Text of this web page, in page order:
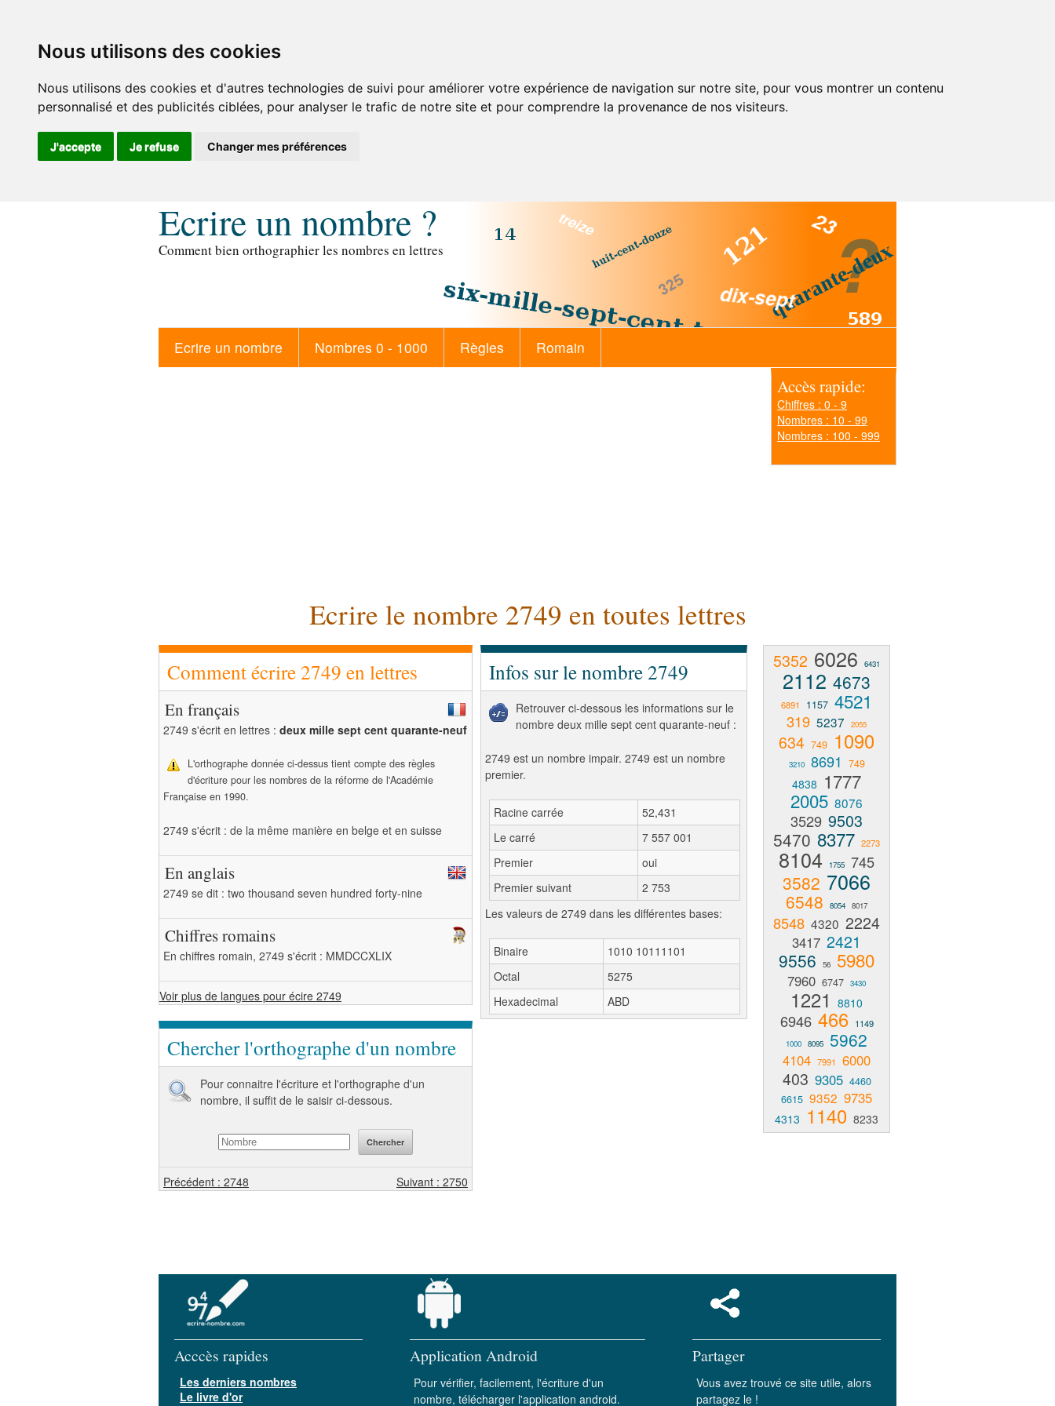
Nous utilisons des cookies
Nous utilisons des cookies et d'autres technologies de suivi pour améliorer votre expérience de navigation sur notre site, pour vous montrer un contenu
personnalisé et des publicités ciblées, pour analyser le trafic de notre site et pour comprendre la provenance de nos visiteurs.
J'accepte Je refuse Changer mes préférences
Ecrire un nombre ?
Comment bien orthographier les nombres en lettres
Ecrire un nombre Nombres 0 - 1000 Règles Romain
Accès rapide:
Chiffres : 0 - 9
Nombres : 10 - 99
Nombres : 100 - 999
Ecrire le nombre 2749 en toutes lettres
Comment écrire 2749 en lettres
En français
2749 s'écrit en lettres : deux mille sept cent quarante-neuf
L'orthographe donnée ci-dessus tient compte des règles
d'écriture pour les nombres de la réforme de l'Académie
Française en 1990.
2749 s'écrit : de la même manière en belge et en suisse
En anglais
2749 se dit : two thousand seven hundred forty-nine
Chiffres romains
En chiffres romain, 2749 s'écrit : MMDCCXLIX
Voir plus de langues pour écire 2749
Chercher l'orthographe d'un nombre
Pour connaitre l'écriture et l'orthographe d'un
nombre, il suffit de le saisir ci-dessous.
Précédent : 2748 Suivant : 2750
Infos sur le nombre 2749
Retrouver ci-dessous les informations sur le
nombre deux mille sept cent quarante-neuf :
2749 est un nombre impair. 2749 est un nombre
premier.
Racine carrée
52,431
Le carré
7 557 001
Premier
oui
Premier suivant
2 753
Les valeurs de 2749 dans les différentes bases:
Binaire
1010 10111101
Octal
5275
Hexadecimal
ABD
5352 6026 6431
2112 4673
6891 1157 4521
319 5237 2055
634 749 1090
3210 8691 749
4838 1777
2005 8076
3529 9503
5470 8377 2273
8104 1755 745
3582 7066
6548 8054 8017
8548 4320 2224
3417 2421
9556 56 5980
7960 6747 3430
1221 8810
6946 466 1149
1000 8095 5962
4104 7991 6000
403 9305 4460
6615 9352 9735
4313 1140 8233
Acccès rapides
Les derniers nombres
Le livre d'or
Application Android
Pour vérifier, facilement, l'écriture d'un
nombre, télécharger l'application android.
Partager
Vous avez trouvé ce site utile, alors
partagez le !